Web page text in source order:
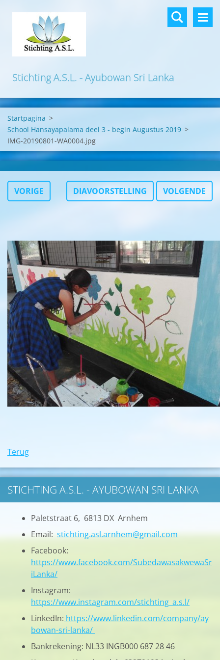
Stichting A.S.L. - Ayubowan Sri Lanka
Startpagina >
School Hansayapalama deel 3 - begin Augustus 2019 >
IMG-20190801-WA0004.jpg
VORIGE DIAVOORSTELLING VOLGENDE
Terug
STICHTING A.S.L. - AYUBOWAN SRI LANKA
Paletstraat 6, 6813 DX Arnhem
Email: stichting.asl.arnhem@gmail.com
Facebook:
https://www.facebook.com/SubedawasakwewaSr
iLanka/
Instagram:
https://www.instagram.com/stichting_a.s.l/
LinkedIn: https://www.linkedin.com/company/ay
bowan-sri-lanka/
Bankrekening: NL33 INGB000 687 28 46